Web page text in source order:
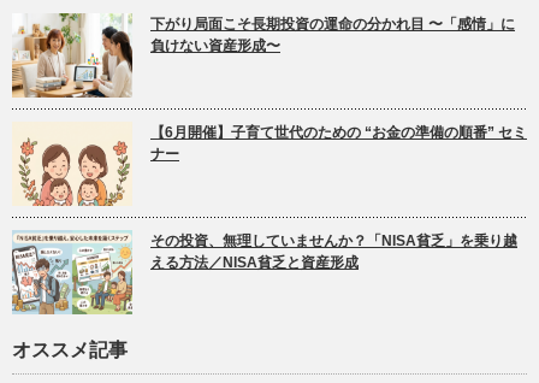
下がり局面こそ長期投資の運命の分かれ目 〜「感情」に
負けない資産形成〜
【6月開催】子育て世代のための “お金の準備の順番” セミ
ナー
その投資、無理していませんか？「NISA貧乏」を乗り越
える方法／NISA貧乏と資産形成
オススメ記事